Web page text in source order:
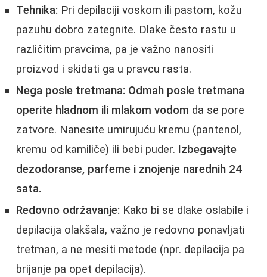
Tehnika: Pri depilaciji voskom ili pastom, kožu
pazuhu dobro zategnite. Dlake često rastu u
različitim pravcima, pa je važno nanositi
proizvod i skidati ga u pravcu rasta.
Nega posle tretmana: Odmah posle tretmana
operite hladnom ili mlakom vodom da se pore
zatvore. Nanesite umirujuću kremu (pantenol,
kremu od kamiliče) ili bebi puder. Izbegavajte
dezodoranse, parfeme i znojenje narednih 24
sata.
Redovno održavanje: Kako bi se dlake oslabile i
depilacija olakšala, važno je redovno ponavljati
tretman, a ne mesiti metode (npr. depilacija pa
brijanje pa opet depilacija).